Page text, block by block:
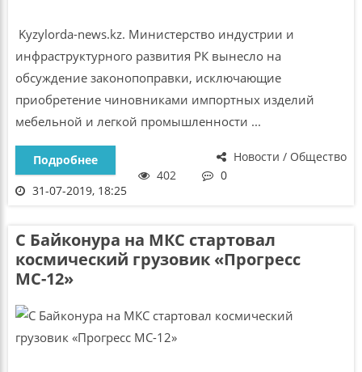
Kyzylorda-news.kz. Министерство индустрии и
инфраструктурного развития РК вынесло на
обсуждение законопоправки, исключающие
приобретение чиновниками импортных изделий
мебельной и легкой промышленности ...
Новости / Общество
Подробнее
402
0
31-07-2019, 18:25
С Байконура на МКС стартовал
космический грузовик «Прогресс
МС-12»